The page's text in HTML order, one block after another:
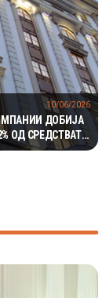
ДОБИЈА
ОД СРЕДСТВАТА
10/06/2026